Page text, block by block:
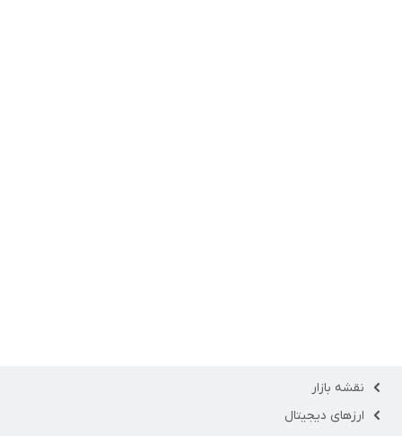
نقشه بازار
ارزهای دیجیتال